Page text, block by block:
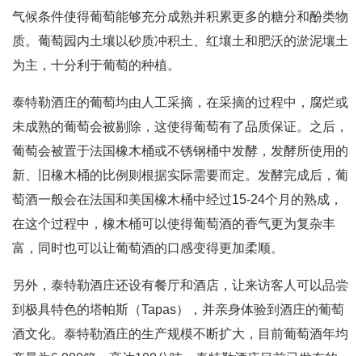
气候条件使得葡萄能够充分成熟并积累更多的糖分和酚类物
质。葡萄园内土壤以砂质冲积土、红壤土和肥沃的淤泥壤土
为主，十分利于葡萄的种植。
泰特勒酒庄的葡萄均由人工采摘，在采摘的过程中，腐烂或
未成熟的葡萄会被剔除，这使得葡萄有了品质保证。之后，
葡萄会被置于法国橡木桶或不锈钢桶中发酵，发酵所使用的
新、旧橡木桶的比例则根据实际需要而定。发酵完成后，葡
萄酒一般会在法国和美国橡木桶中经过15-24个月的熟成，
在这个过程中，橡木桶可以使得葡萄酒的香气更为复杂丰
富，同时也可以让葡萄酒的口感变得更加柔顺。
另外，泰特勒酒庄还设有餐厅和酒店，让来访客人可以品尝
到极具特色的塔帕斯（Tapas），并亲身体验到酒庄的葡萄
酒文化。泰特勒酒庄的生产规模不断扩大，目前葡萄酒年均